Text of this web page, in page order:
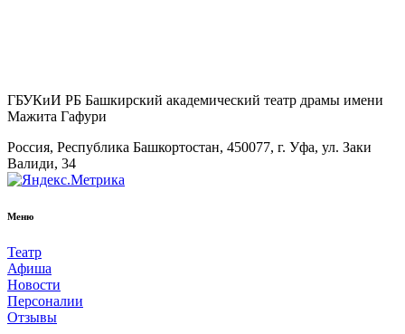
ГБУКиИ РБ Башкирский академический театр драмы имени
Мажита Гафури
Россия, Республика Башкортостан, 450077, г. Уфа, ул. Заки
Валиди, 34
Меню
Театр
Афиша
Новости
Персоналии
Отзывы